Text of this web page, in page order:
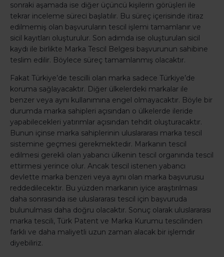
sonraki aşamada ise diğer üçüncü kişilerin görüşleri ile
tekrar inceleme süreci başlatılır. Bu süreç içerisinde itiraz
edilmemiş olan başvuruların tescil işlemi tamamlanır ve
sicil kayıtları oluşturulur. Son adımda ise oluşturulan sicil
kaydı ile birlikte Marka Tescil Belgesi başvurunun sahibine
teslim edilir. Böylece süreç tamamlanmış olacaktır.
Fakat Türkiye’de tescilli olan marka sadece Türkiye’de
koruma sağlayacaktır. Diğer ülkelerdeki markalar ile
benzer veya aynı kullanımına engel olmayacaktır. Böyle bir
durumda marka sahipleri açısından o ülkelerde ileride
yapabilecekleri yatırımlar açısından tehdit oluşturacaktır.
Bunun içinse marka sahiplerinin uluslararası marka tescil
sistemine geçmesi gerekmektedir. Markanın tescil
edilmesi gerekli olan yabancı ülkenin tescil organında tescil
ettirmesi yerince olur. Ancak tescil istenen yabancı
devlette marka benzeri veya aynı olan marka başvurusu
reddedilecektir. Bu yüzden markanın iyice araştırılması
daha sonrasında ise uluslararası tescil için başvuruda
bulunulması daha doğru olacaktır. Sonuç olarak uluslararası
marka tescili, Türk Patent ve Marka Kurumu tescilinden
farklı ve daha maliyetli uzun zaman alacak bir işlemdir
diyebiliriz.